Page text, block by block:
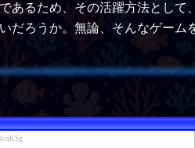
るため、その活躍方法として
だろうか。無論、そんなゲーム